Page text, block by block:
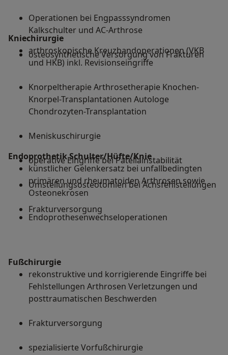
Operationen bei Engpasssyndromen
Kalkschulter und AC-Arthrose
osteosynthetische Versorgung von Frakturen
Kniechirurgie
arthroskopische Kreuzbandoperationen (VKB
und HKB) inkl. Revisionseingriffe
Knorpeltherapie Arthrosetherapie Knochen-
Knorpel-Transplantationen Autologe
Chondrozyten-Transplantation
Meniskuschirurgie
operative Eingriffe bei Patellainstabilität
Umstellungsosteotomien bei Achsfehlstellungen
Frakturversorgung
Endoprothetik Schulter/Hüfte/Knie
künstlicher Gelenkersatz bei unfallbedingten
primären und rheumatoiden Arthrosen sowie
Osteonekrosen
Endoprothesenwechseloperationen
Fußchirurgie
rekonstruktive und korrigierende Eingriffe bei
Fehlstellungen Arthrosen Verletzungen und
posttraumatischen Beschwerden
Frakturversorgung
spezialisierte Vorfußchirurgie